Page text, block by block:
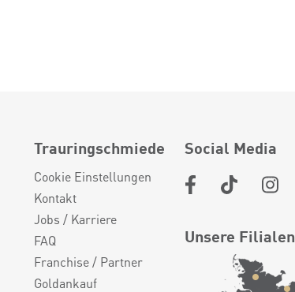
Trauringschmiede
Cookie Einstellungen
Kontakt
Jobs / Karriere
FAQ
Franchise / Partner
Goldankauf
Social Media
Unsere Filialen